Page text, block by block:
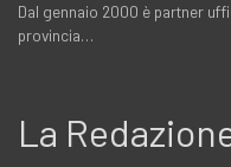
Dal gennaio 2000 è partner
provincia…
La